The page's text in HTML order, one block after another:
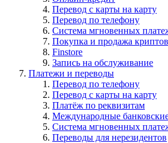
Перевод с карты на карту
Перевод по телефону
Система мгновенных
Покупка и продажа
Finstore
Запись на обслуживание
Платежи и переводы
Перевод по телефону
Перевод с карты на карту
Платёж по реквизитам
Международные
Система мгновенных
Переводы для нерезидентов